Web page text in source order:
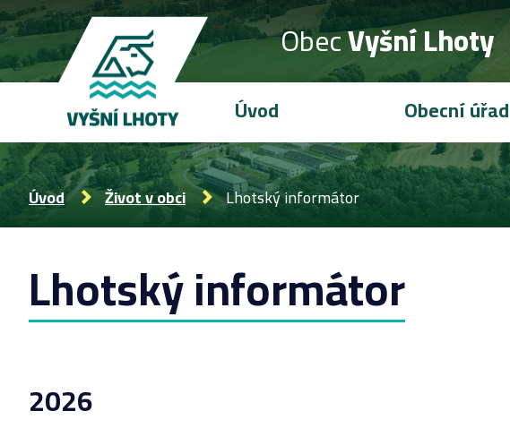
ObecVyšní Lhoty
Úvod Život v obci Lhotský informátor
Úvod Obecní úřad
Lhotský informátor
2026